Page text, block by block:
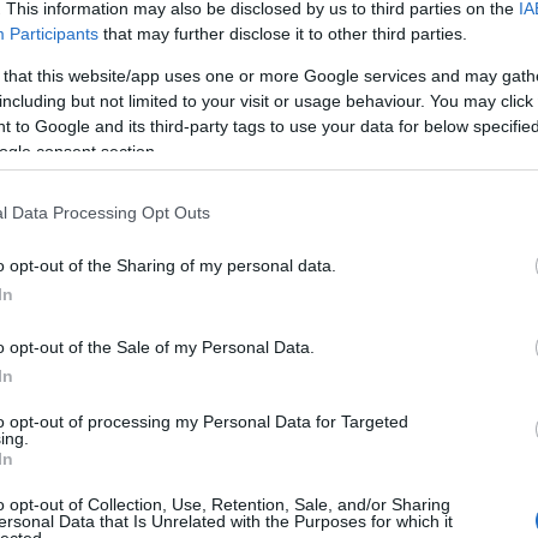
This information may also be disclosed by us to third parties on the
Participants that may further disclose it to other third parties.
that this website/app uses one or more Google services and may
but not limited to your visit or usage behaviour. You may
to Google and its third-party tags to use your data for below
consent section.
Data Processing Opt Outs
opt-out of the Sharing of my personal data.
opt-out of the Sale of my Personal Data.
opt-out of processing my Personal Data for Targeted
opt-out of Collection, Use, Retention, Sale, and/or Sharing
Data that Is Unrelated with the Purposes for which it
Bőrönd Ödön albumának borítója
fórumánmég egy információt megosztott a dallam
Zoltán
VIII.
alatti
tulajd...
amerre
elem
2014
2014